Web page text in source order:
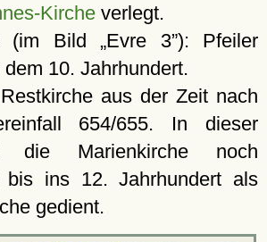
Kircheverlegt.
(im Bild Evre 3 ): Pfeiler
10. Jahrhundert.
aus der Zeit nach
654/655. In dieser
die Marienkirche noch
bis ins 12. Jahrhundert als
gedient.